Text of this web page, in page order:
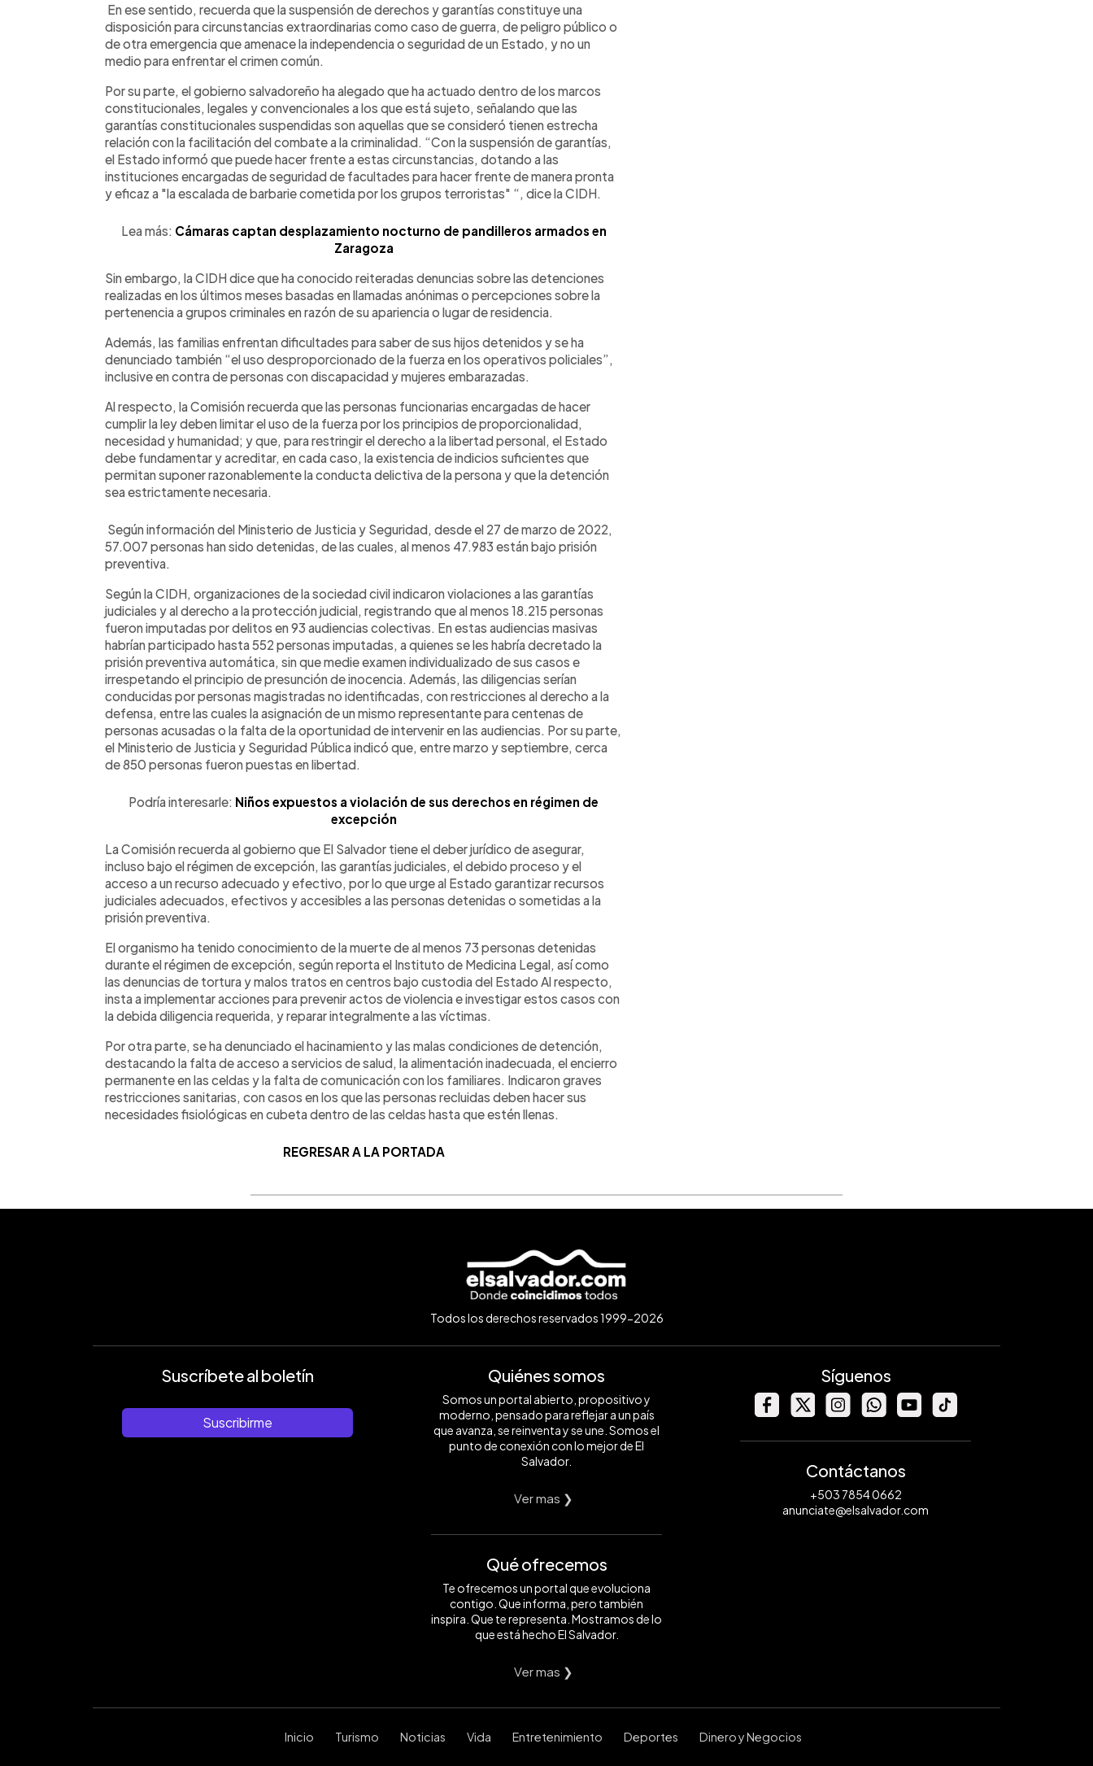
En ese sentido, recuerda que la suspensión de derechos y garantías constituye una
disposición para circunstancias extraordinarias como caso de guerra, de peligro público o
de otra emergencia que amenace la independencia o seguridad de un Estado, y no un
medio para enfrentar el crimen común.
Por su parte, el gobierno salvadoreño ha alegado que ha actuado dentro de los marcos
constitucionales, legales y convencionales a los que está sujeto, señalando que las
garantías constitucionales suspendidas son aquellas que se consideró tienen estrecha
relación con la facilitación del combate a la criminalidad. “Con la suspensión de garantías,
el Estado informó que puede hacer frente a estas circunstancias, dotando a las
instituciones encargadas de seguridad de facultades para hacer frente de manera pronta
y eficaz a "la escalada de barbarie cometida por los grupos terroristas" “, dice la CIDH.
Lea más: Cámaras captan desplazamiento nocturno de pandilleros armados en
Zaragoza
Sin embargo, la CIDH dice que ha conocido reiteradas denuncias sobre las detenciones
realizadas en los últimos meses basadas en llamadas anónimas o percepciones sobre la
pertenencia a grupos criminales en razón de su apariencia o lugar de residencia.
Además, las familias enfrentan dificultades para saber de sus hijos detenidos y se ha
denunciado también “el uso desproporcionado de la fuerza en los operativos policiales”,
inclusive en contra de personas con discapacidad y mujeres embarazadas.
Al respecto, la Comisión recuerda que las personas funcionarias encargadas de hacer
cumplir la ley deben limitar el uso de la fuerza por los principios de proporcionalidad,
necesidad y humanidad; y que, para restringir el derecho a la libertad personal, el Estado
debe fundamentar y acreditar, en cada caso, la existencia de indicios suficientes que
permitan suponer razonablemente la conducta delictiva de la persona y que la detención
sea estrictamente necesaria.
Según información del Ministerio de Justicia y Seguridad, desde el 27 de marzo de 2022,
57.007 personas han sido detenidas, de las cuales, al menos 47.983 están bajo prisión
preventiva.
Según la CIDH, organizaciones de la sociedad civil indicaron violaciones a las garantías
judiciales y al derecho a la protección judicial, registrando que al menos 18.215 personas
fueron imputadas por delitos en 93 audiencias colectivas. En estas audiencias masivas
habrían participado hasta 552 personas imputadas, a quienes se les habría decretado la
prisión preventiva automática, sin que medie examen individualizado de sus casos e
irrespetando el principio de presunción de inocencia. Además, las diligencias serían
conducidas por personas magistradas no identificadas, con restricciones al derecho a la
defensa, entre las cuales la asignación de un mismo representante para centenas de
personas acusadas o la falta de la oportunidad de intervenir en las audiencias. Por su parte,
el Ministerio de Justicia y Seguridad Pública indicó que, entre marzo y septiembre, cerca
de 850 personas fueron puestas en libertad.
Podría interesarle: Niños expuestos a violación de sus derechos en régimen de
excepción
La Comisión recuerda al gobierno que El Salvador tiene el deber jurídico de asegurar,
incluso bajo el régimen de excepción, las garantías judiciales, el debido proceso y el
acceso a un recurso adecuado y efectivo, por lo que urge al Estado garantizar recursos
judiciales adecuados, efectivos y accesibles a las personas detenidas o sometidas a la
prisión preventiva.
El organismo ha tenido conocimiento de la muerte de al menos 73 personas detenidas
durante el régimen de excepción, según reporta el Instituto de Medicina Legal, así como
las denuncias de tortura y malos tratos en centros bajo custodia del Estado Al respecto,
insta a implementar acciones para prevenir actos de violencia e investigar estos casos con
la debida diligencia requerida, y reparar integralmente a las víctimas.
Por otra parte, se ha denunciado el hacinamiento y las malas condiciones de detención,
destacando la falta de acceso a servicios de salud, la alimentación inadecuada, el encierro
permanente en las celdas y la falta de comunicación con los familiares. Indicaron graves
restricciones sanitarias, con casos en los que las personas recluidas deben hacer sus
necesidades fisiológicas en cubeta dentro de las celdas hasta que estén llenas.
REGRESAR A LA PORTADA
Todos los derechos reservados 1999-2026
Suscríbete al boletín
Suscribirme
Quiénes somos
Somos un portal abierto, propositivo y
moderno, pensado para reflejar a un país
que avanza, se reinventa y se une. Somos el
punto de conexión con lo mejor de El
Salvador.
Ver mas ❯
Qué ofrecemos
Te ofrecemos un portal que evoluciona
contigo. Que informa, pero también
inspira. Que te representa. Mostramos de lo
que está hecho El Salvador.
Ver mas ❯
Síguenos
Contáctanos
+503 7854 0662
anunciate@elsalvador.com
Inicio Turismo Noticias Vida Entretenimiento Deportes Dinero y Negocios